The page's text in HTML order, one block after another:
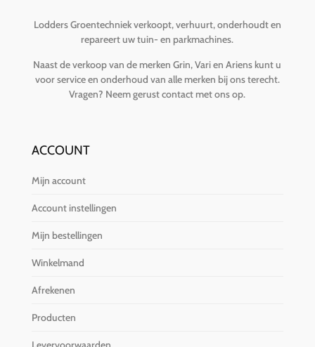
Lodders Groentechniek verkoopt, verhuurt, onderhoudt en
repareert uw tuin- en parkmachines.
Naast de verkoop van de merken Grin, Vari en Ariens kunt u
voor service en onderhoud van alle merken bij ons terecht.
Vragen? Neem gerust contact met ons op.
ACCOUNT
Mijn account
Account instellingen
Mijn bestellingen
Winkelmand
Afrekenen
Producten